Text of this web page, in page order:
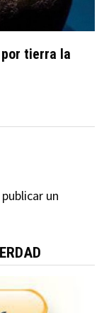
por tierra la
un